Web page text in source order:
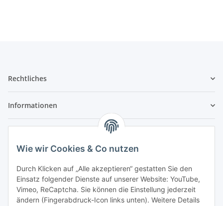
Wie wir Cookies & Co nutzen
Durch Klicken auf „Alle akzeptieren“ gestatten Sie den
Einsatz folgender Dienste auf unserer Website: YouTube,
Vimeo, ReCaptcha. Sie können die Einstellung jederzeit
ändern (Fingerabdruck-Icon links unten). Weitere Details
Rechtliches
Informationen
Wir sind kein Spielwarenhändler i. S. d.
Spielwarenverordnung
Die meisten der von uns vertriebenen Produkte sind
nur für ein Erwachsenenhobby gedacht. Diese